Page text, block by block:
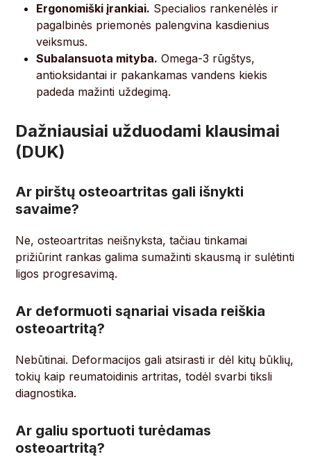
Ergonomiški įrankiai. Specialios rankenėlės ir
pagalbinės priemonės palengvina kasdienius
veiksmus.
Subalansuota mityba. Omega-3 rūgštys,
antioksidantai ir pakankamas vandens kiekis
padeda mažinti uždegimą.
Dažniausiai užduodami klausimai
(DUK)
Ar pirštų osteoartritas gali išnykti
savaime?
Ne, osteoartritas neišnyksta, tačiau tinkamai
prižiūrint rankas galima sumažinti skausmą ir sulėtinti
ligos progresavimą.
Ar deformuoti sąnariai visada reiškia
osteoartritą?
Nebūtinai. Deformacijos gali atsirasti ir dėl kitų būklių,
tokių kaip reumatoidinis artritas, todėl svarbi tiksli
diagnostika.
Ar galiu sportuoti turėdamas
osteoartritą?